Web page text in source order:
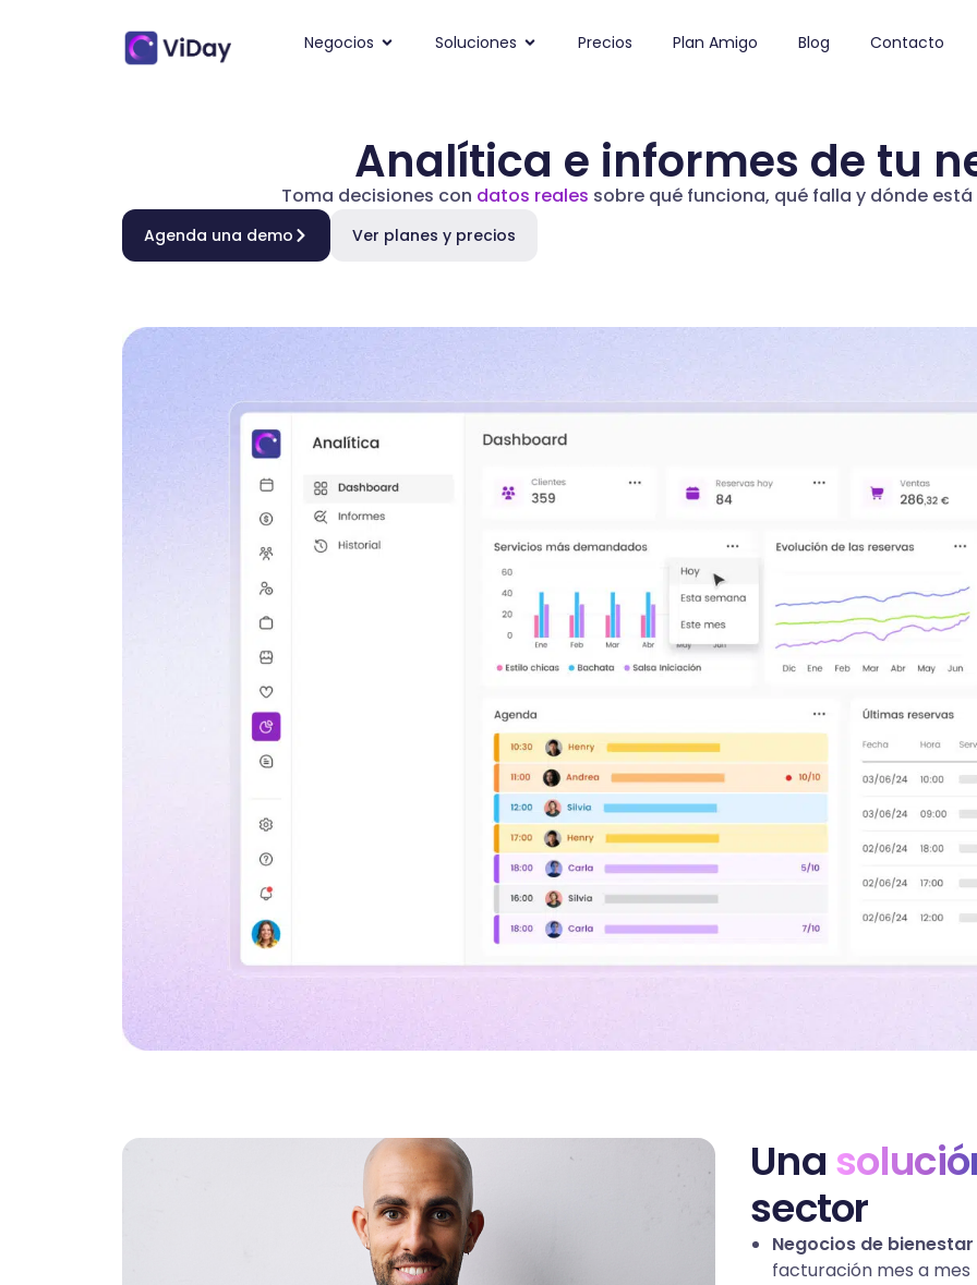
Negocios Soluciones Precios Plan Amigo Blog Contacto
Analítica e informes de tu
Toma decisiones con datos reales sobre qué funciona, qué falla y dónde
Agenda una demo Ver planes y precios
Una
sector
Negocios de bienestar
facturación mes a mes